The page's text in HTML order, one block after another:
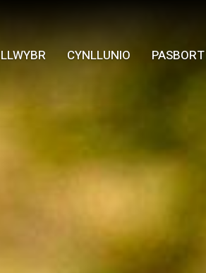
CYNLLUNIO PASBORT